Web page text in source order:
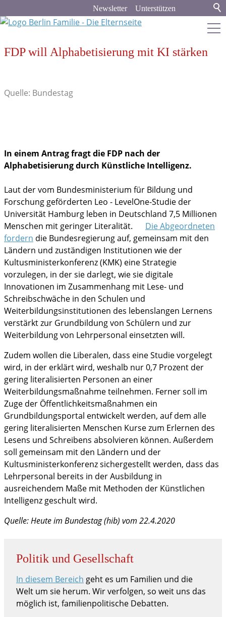
Unterstützen
Newsletter
berlin-familie.de
Aus dem Bundestag
Ausschreibungen & Förderungen
Familienleben
im Notfall
FDP will Alphabetisierung mit KI stärken
Quelle: Bundestag
In einem Antrag fragt die FDP nach der
Alphabetisierung durch Künstliche Intelligenz.
Laut der vom Bundesministerium für Bildung und
Forschung geförderten Leo - LevelOne-Studie der
Universität Hamburg leben in Deutschland 7,5 Millionen
Menschen mit geringer Literalität.
Die Abgeordneten
fordern die Bundesregierung auf, gemeinsam mit den
Ländern und zuständigen Institutionen wie der
Kultusministerkonferenz (KMK) eine Strategie
vorzulegen, in der sie darlegt, wie sie digitale
Innovationen im Zusammenhang mit Lese- und
Schreibschwäche in den Schulen und
Weiterbildungsinstitutionen des lebenslangen Lernens
verstärkt zur Grundbildung von Schülern und zur
Weiterbildung von Lehrpersonal einsetzten will.
Zudem wollen die Liberalen, dass eine Studie vorgelegt
wird, in der erklärt wird, weshalb nur 0,7 Prozent der
gering literalisierten Personen an einer
Weiterbildungsmaßnahme teilnehmen. Ferner soll im
Zuge der Öffentlichkeitsmaßnahmen ein
Grundbildungsportal entwickelt werden, auf dem alle
gering literalisierten Menschen Kurse zum Erlernen des
Lesens und Schreibens absolvieren können. Außerdem
soll gemeinsam mit den Ländern und der
Kultusministerkonferenz sichergestellt werden, dass das
Lehrpersonal bereits in der Ausbildung in
ausreichendem Maße mit Methoden der Künstlichen
Intelligenz geschult wird.
Quelle: Heute im Bundestag (hib) vom 22.4.2020
Politik und Gesellschaft
In diesem Bereich geht es um Familien und die
Welt um sie herum. Wir verfolgen, so weit uns das
möglich ist, familienpolitische Debatten.